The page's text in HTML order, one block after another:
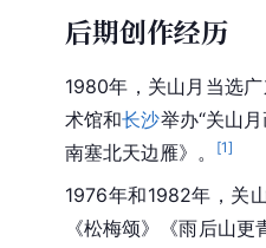
后期创作经历
1980年，关山月当选
术馆和长沙举办“关山
南塞北天边雁》。
[1]
1976年和1982年，关
《松梅颂》《雨后山